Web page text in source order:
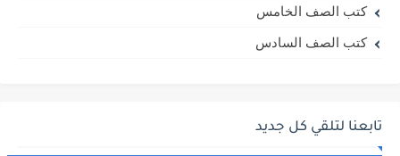
كتب الصف الخامس
كتب الصف السادس
تابعنا لتلقي كل جديد